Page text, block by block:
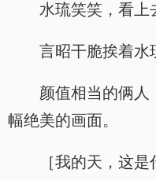
水琉笑笑，看上
言昭干脆挨着水
颜值相当的俩人
幅绝美的画面。
［我的天，这是